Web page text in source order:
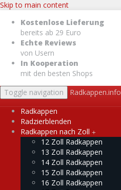
Skip to main content
Kostenlose Lieferung
bereits ab 29 Euro
Echte Reviews
von Usern
In Kooperation
mit den besten Shops
Toggle navigation
Radkappen.info
Radkappen
Radzierblenden
Radkappen nach Zoll
12 Zoll Radkappen
13 Zoll Radkappen
14 Zoll Radkappen
15 Zoll Radkappen
16 Zoll Radkappen